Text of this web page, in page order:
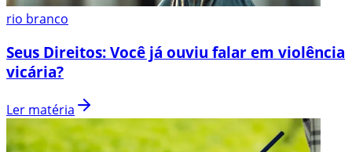
rio branco
Seus Direitos: Você já ouviu falar em violência
vicária?
Ler matéria